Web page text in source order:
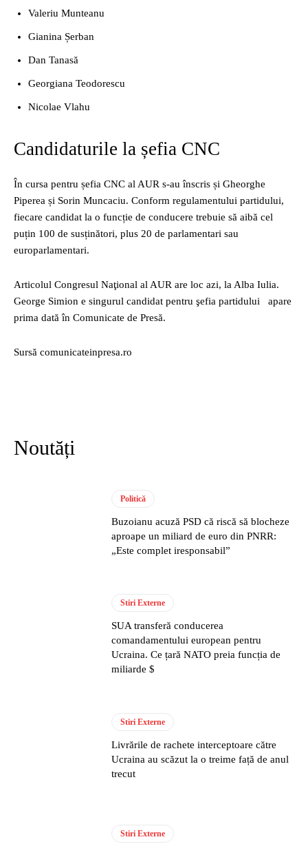
Valeriu Munteanu
Gianina Șerban
Dan Tanasă
Georgiana Teodorescu
Nicolae Vlahu
Candidaturile la șefia CNC
În cursa pentru șefia CNC al AUR s-au înscris și Gheorghe
Piperea și Sorin Muncaciu. Conform regulamentului partidului,
fiecare candidat la o funcție de conducere trebuie să aibă cel
puțin 100 de susținători, plus 20 de parlamentari sau
europarlamentari.
Articolul Congresul Naţional al AUR are loc azi, la Alba Iulia.
George Simion e singurul candidat pentru şefia partidului apare
prima dată în Comunicate de Presă.
Sursă comunicateinpresa.ro
Noutăți
Politică
Buzoianu acuză PSD că riscă să blocheze
aproape un miliard de euro din PNRR:
„Este complet iresponsabil”
Stiri Externe
SUA transferă conducerea
comandamentului european pentru
Ucraina. Ce țară NATO preia funcția de
miliarde $
Stiri Externe
Livrările de rachete interceptoare către
Ucraina au scăzut la o treime față de anul
trecut
Stiri Externe